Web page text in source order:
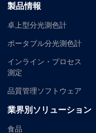
製品情報
卓上型分光測色計
ポータブル分光測色計
インライン・プロセス
測定
品質管理ソフトウェア
業界別ソリューション
食品